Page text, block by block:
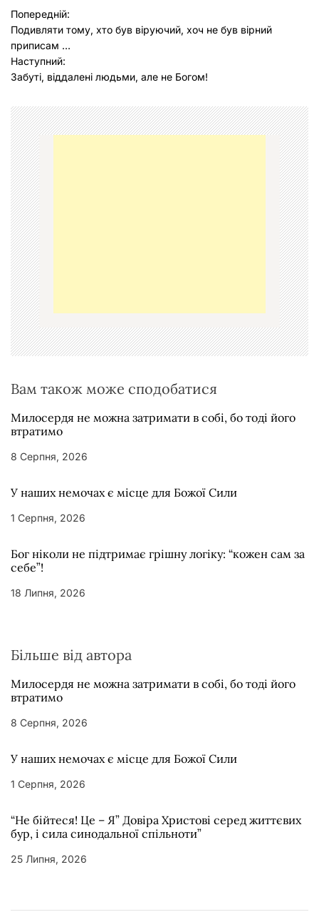
Н
а
в
і
г
а
ц
і
я
з
а
п
и
с
і
Попередній:
Подивляти тому, хто був віруючий, хоч не був вірний
приписам …
Наступний:
Забуті, віддалені людьми, але не Богом!
Вам також може сподобатися
Милосердя не можна затримати в собі, бо тоді його
втратимо
8 Серпня, 2026
У наших немочах є місце для Божої Сили
1 Серпня, 2026
Бог ніколи не підтримає грішну логіку: “кожен сам за
себе”!
18 Липня, 2026
Більше від автора
Милосердя не можна затримати в собі, бо тоді його
втратимо
8 Серпня, 2026
У наших немочах є місце для Божої Сили
1 Серпня, 2026
“Не бійтеся! Це – Я” Довіра Христові серед життєвих
бур, і сила синодальної спільноти”
25 Липня, 2026